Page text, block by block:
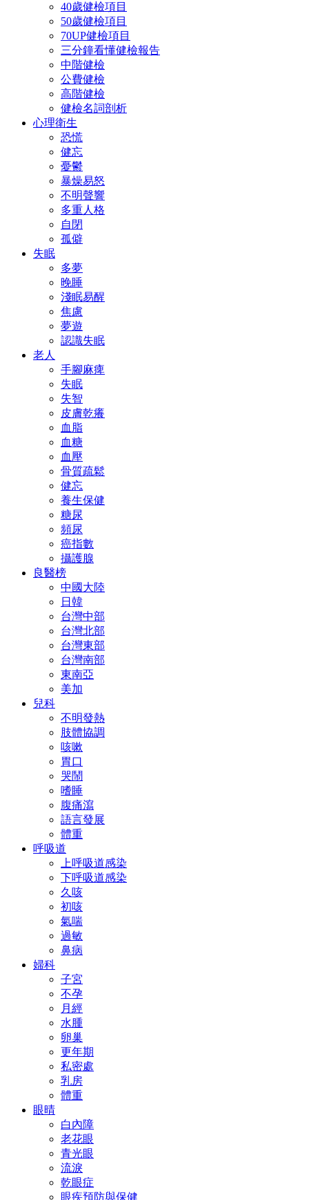
40歲健檢項目
50歲健檢項目
70UP健檢項目
三分鐘看懂健檢報告
中階健檢
公費健檢
高階健檢
健檢名詞剖析
心理衛生
恐慌
健忘
憂鬱
暴燥易怒
不明聲響
多重人格
自閉
孤僻
失眠
多夢
晚睡
淺眠易醒
焦慮
夢遊
認識失眠
老人
手腳麻痺
失眠
失智
皮膚乾癢
血脂
血糖
血壓
骨質疏鬆
健忘
養生保健
糖尿
頻尿
癌指數
攝護腺
良醫榜
中國大陸
日韓
台灣中部
台灣北部
台灣東部
台灣南部
東南亞
美加
兒科
不明發熱
肢體協調
咳嗽
胃口
哭鬧
嗜睡
腹痛瀉
語言發展
體重
呼吸道
上呼吸道感染
下呼吸道感染
久咳
初咳
氣喘
過敏
鼻病
婦科
子宮
不孕
月經
水腫
卵巢
更年期
私密處
乳房
體重
眼晴
白內障
老花眼
青光眼
流淚
乾眼症
眼疾預防與保健